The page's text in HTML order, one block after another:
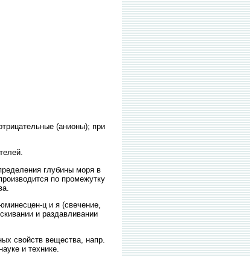
(анионы); при
глубины моря в
по промежутку
ц и я (свечение,
и раздавливании
свойств вещества, напр.
и технике.